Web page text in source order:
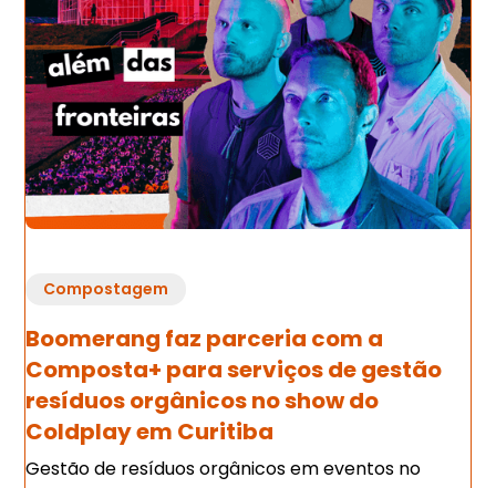
Compostagem
Boomerang faz parceria com a
Composta+ para serviços de gestão
resíduos orgânicos no show do
Coldplay em Curitiba
Gestão de resíduos orgânicos em eventos no